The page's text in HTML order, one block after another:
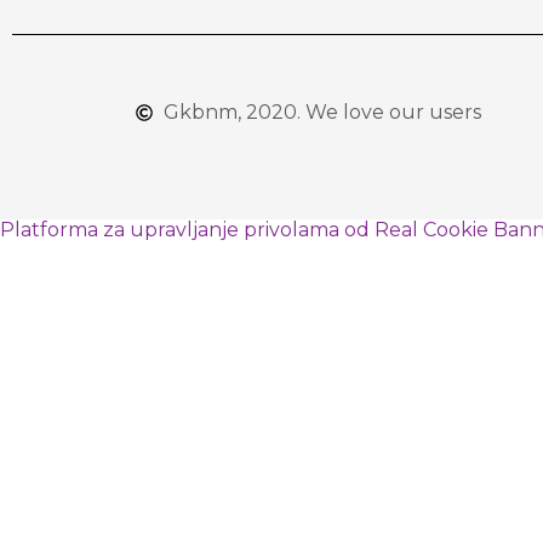
Gkbnm, 2020. We love our users
Platforma za upravljanje privolama od Real Cookie